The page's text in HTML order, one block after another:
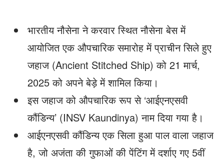
भारतीय नौसेना ने करवार स्थित नौसेना बेस में
आयोजित एक औपचारिक समारोह में प्राचीन सिले हुए
जहाज (Ancient Stitched Ship) को 21 मार्च,
2025 को अपने बेड़े में शामिल किया।
इस जहाज को औपचारिक रूप से ‘आईएनएसवी
कौंडिन्य’ (INSV Kaundinya) नाम दिया गया है।
आईएनएसवी कौंडिन्य एक सिला हुआ पाल वाला जहाज
है, जो अजंता की गुफाओं की पेंटिंग में दर्शाए गए 5वीं